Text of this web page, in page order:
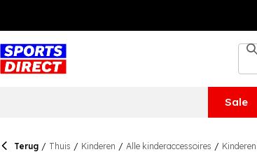
Sale
Terug / Thuis / Kinderen / Alle kinderaccessoires /